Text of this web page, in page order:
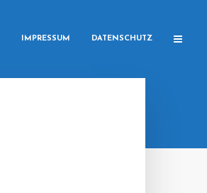
IMPRESSUM DATENSCHUTZ